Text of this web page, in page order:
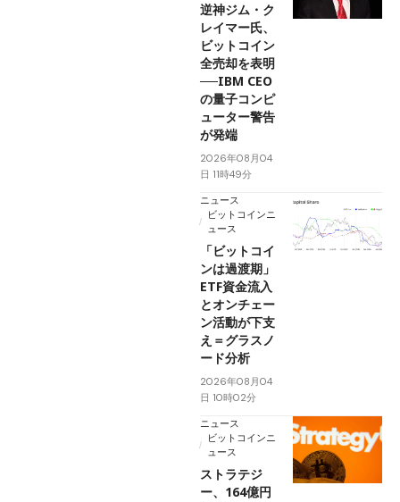
逆神ジム・ク
レイマー氏、
ビットコイン
全売却を表明
──IBM CEO
の量子コンピ
ューター警告
が発端
2026年08月04
日 11時49分
ニュース
ビットコインニ
ュース
「ビットコイ
ンは過渡期」
ETF資金流入
とオンチェー
ン活動が下支
え＝グラスノ
ード分析
2026年08月04
日 10時02分
ニュース
ビットコインニ
ュース
ストラテジ
ー、164億円